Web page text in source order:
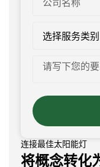
连接最佳太阳能灯
将概念转化